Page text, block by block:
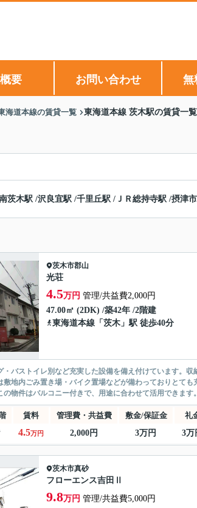
要 お問い合わせ 無
海道本線の賃貸一覧 東海道本線 茨木駅の賃貸一覧
茨木駅 /沢良宜駅 /千里丘駅 / ＪＲ総持寺駅 /摂津
茨木市郡山
光荘
4.5万円 管理/共益費2,000円
47.00㎡ (2DK) /築42年 /2階建
東海道本線 「 茨木 」駅 徒歩40分
・バストイレ別など充実した設備を備え付けています。
敷地内ごみ置き場・バイク置場などが備わっておりとて
の物件はバルコニー付きで、用途に合わせて活用できま
賃料 管理費・共益費 敷金/保証金 礼
4.5万円 2,000円 3万円 3万
茨木市真砂
フローエンス吉田Ⅱ
9.8万円 管理/共益費5,000円